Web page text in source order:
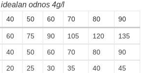
odnos 4g/l
40 50 60 70 80 90
60 75 90 105 120 135
40 50 60 70 80 90
20 25 30 35 40 45